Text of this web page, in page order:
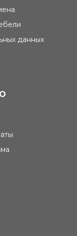
данных